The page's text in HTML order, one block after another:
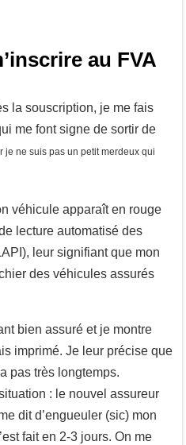
au FVA
la souscription, je me fais
me font signe de sortir de
je ne suis pas un petit merdeux qui
véhicule apparaît en rouge
lecture automatisé des
leur signifiant que mon
des véhicules assurés
bien assuré et je montre
imprimé. Je leur précise que
pas très longtemps.
: le nouvel assureur
dit d’engueuler (sic) mon
fait en 2-3 jours. On me